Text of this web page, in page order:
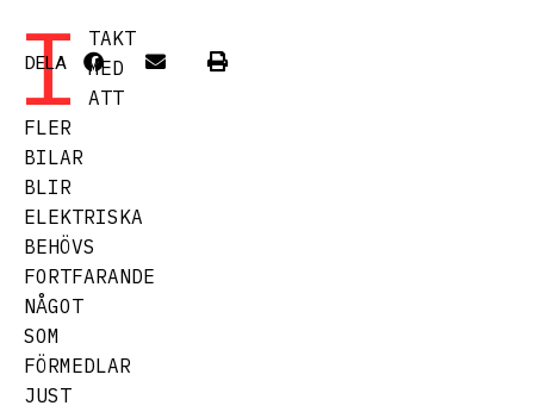
I
TAKT
MED
ATT
FLER
BILAR
BLIR
ELEKTRISKA
BEHÖVS
FORTFARANDE
NÅGOT
SOM
FÖRMEDLAR
JUST
DELA